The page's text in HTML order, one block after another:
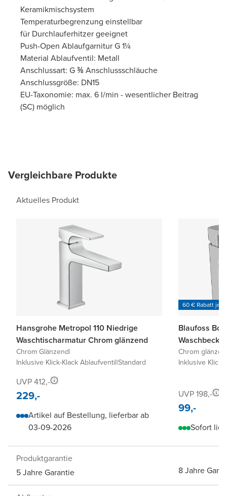
Keramikmischsystem
Temperaturbegrenzung einstellbar
für Durchlauferhitzer geeignet
Push-Open Ablaufgarnitur G 1¼
Material Ablaufventil: Metall
Anschlussart: G ⅜ Anschlussschläuche
Anschlussgröße: DN15
EU-Taxonomie: max. 6 l/min - wesentlicher Beitrag
(SC) möglich
Vergleichbare Produkte
Aktuelles Produkt
Hansgrohe Metropol 110 Niedrige
Waschtischarmatur Chrom glänzend
Chrom Glänzend|
Inklusive Klick-Klack Ablaufventil|Standard
UVP 412,-
229,-
Artikel auf Bestellung, lieferbar ab
03-09-2026
60 € Rabatt je
Blaufoss
Chrom
Inklusive
UVP 198,-
99,-
Sofort
Produktgarantie
5 Jahre Garantie
8 Jahre